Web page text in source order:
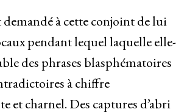
à cette conjoint de lui
pendant lequel laquelle elle-
des phrases blasphématoires
à chiffre
et charnel. Des captures d’abri